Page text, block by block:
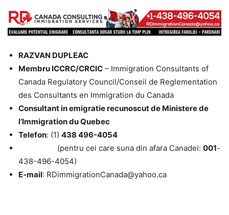
RAZVAN DUPLEAC
Membru ICCRC/CRCIC – Immigration Consultants of
Canada Regulatory Council/Conseil de Reglementation
des Consultants en Immigration du Canada
Consultant in emigratie recunoscut de Ministere de
l’Immigration du Quebec
Telefon: (1) 438 496-4054
(pentru cei care suna din afara Canadei: 001-
438-496-4054)
E-mail: RDimmigrationCanada@yahoo.ca